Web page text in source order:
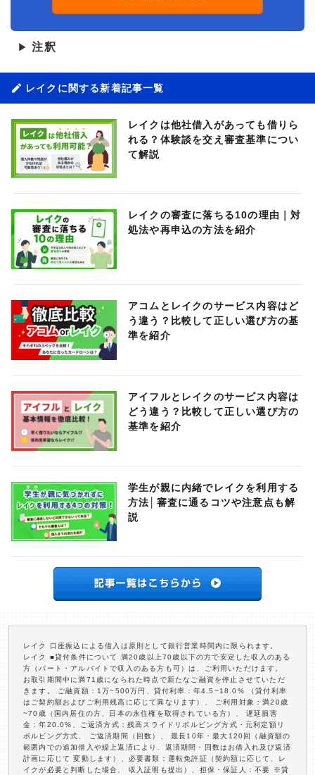
▶ 注釈
レイクに関する新着記事一覧
レイクは他社借入があっても借りら
れる？体験談を交え審査基準につい
て解説
レイクの審査に落ちる10の理由｜対
処法や再申込の方法を紹介
アコムとレイクのサービス内容はど
う違う？比較して正しい選び方の基
準を紹介
アイフルとレイクのサービス内容は
どう違う？比較して正しい選び方の
基準を紹介
学生が親に内緒でレイクを利用する
方法│審査に通るコツや注意点も解
説
レイク 口座振込による借入は原則として銀行営業時間内に限られます。
レイク ■貸付条件について 満20歳以上70歳以下の方で安定した収入のある
方（パート・アルバイトで収入のある方も可）は、ご利用いただけます。
お取引期間中に満71歳になられた時点で新たなご融資を停止させていただ
きます。 ご融資額：1万~500万円、貸付利率：年4.5~18.0% （貸付利率
はご契約額およびご利用残高に応じて異なります）、 ご利用対象：満20歳
~70歳（国内居住の方、日本の永住権を取得されている方）、 遅延損害
金：年20.0%、ご返済方式：残高スライドリボルビング方式・元利定額リ
ボルビング方式、 ご返済期間（回数）、 最長10年・最大120回（融資額の
範囲内での追加借入や繰上返済により、返済期間・回数はお借入れ及び返済
計画に応じて 変動します）、必要書類：運転免許証（契約額に応じて、レ
イクが必要と判断した場合、 収入証明も提出）、担保・保証人：不要 ※貸